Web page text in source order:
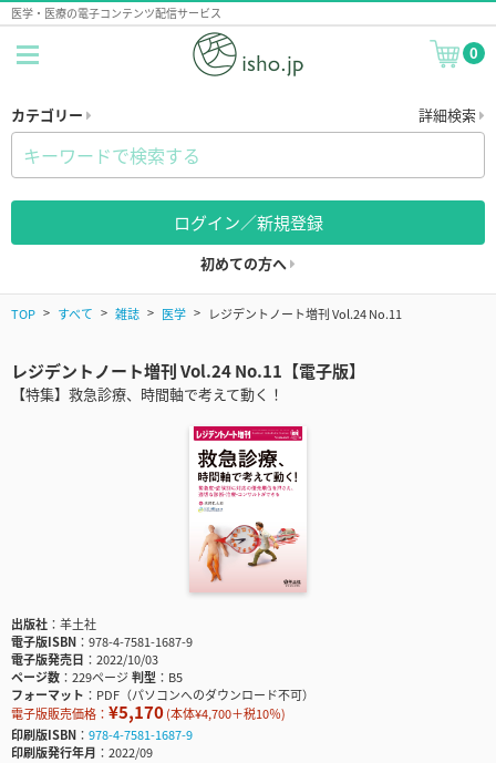
医学・医療の電子コンテンツ配信サービス
0
カテゴリー 詳細検索
ログイン／新規登録
初めての方へ
TOP すべて 雑誌 医学 レジデントノート増刊 Vol.24 No.11
レジデントノート増刊 Vol.24 No.11【電子版】
【特集】救急診療、時間軸で考えて動く！
出版社
羊土社
電子版ISBN
978-4-7581-1687-9
電子版発売日
2022/10/03
ページ数
229ページ判型
B5
フォーマット
PDF（パソコンへのダウンロード不可）
電子版販売価格： ¥5,170(本体¥4,700＋税10％)
印刷版ISBN
978-4-7581-1687-9
印刷版発行年月
2022/09